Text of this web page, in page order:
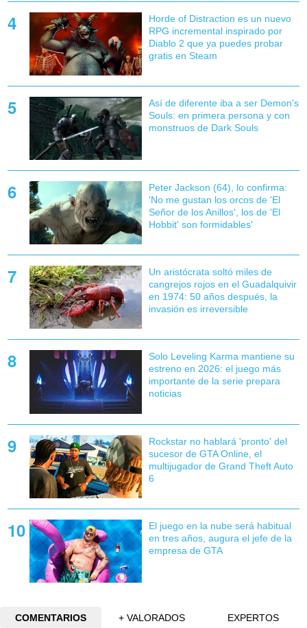
Horde of Distraction es un nuevo
RPG incremental inspirado por
Diablo 2 que ya puedes probar
gratis en Steam
Así de diferente iba a ser Demon's
Souls: en primera persona y con
monstruos de Dark Souls
Peter Jackson (64), lo confirma:
'No me gustan los orcos de 'El
Señor de los Anillos', los de 'El
Hobbit' son formidables'
Un aristócrata soltó miles de
cangrejos rojos en el Guadalquivir
en 1974: 50 años después, la
invasión es irreversible
Solo Leveling Karma mantiene su
estreno en 2026: el juego más
importante de la serie prepara
noticias
Rockstar no hablará 'pronto' del
sucesor de GTA Online, el
multijugador de Grand Theft Auto
6
El juego en la nube será habitual
en tres años, augura el jefe de la
empresa de GTA
COMENTARIOS + VALORADOS
EXPERTOS